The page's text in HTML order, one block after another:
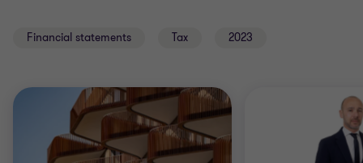
Financial statements Tax 2023